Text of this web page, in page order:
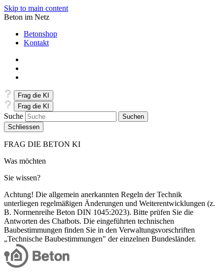
Skip to main content
Beton im Netz
Betonshop
Kontakt
Frag die KI
Frag die KI
Suche
Schliessen
FRAG DIE BETON KI
Was möchten
Sie wissen?
Achtung! Die allgemein anerkannten Regeln der Technik
unterliegen regelmäßigen Änderungen und Weiterentwicklungen (z.
B. Normenreihe Beton DIN 1045:2023). Bitte prüfen Sie die
Antworten des Chatbots. Die eingeführten technischen
Baubestimmungen finden Sie in den Verwaltungsvorschriften
„Technische Baubestimmungen" der einzelnen Bundesländer.